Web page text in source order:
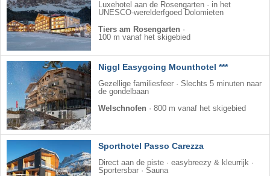
Luxehotel aan de Rosengarten · in het
UNESCO-werelderfgoed Dolomieten
Tiers am Rosengarten ·
100 m vanaf het skigebied
Niggl Easygoing Mounthotel ***
Gezellige familiesfeer · Slechts 5 minuten naar
de gondelbaan
Welschnofen · 800 m vanaf het skigebied
Sporthotel Passo Carezza
Direct aan de piste · easybreezy & kleurrijk ·
Sportersbar · Sauna